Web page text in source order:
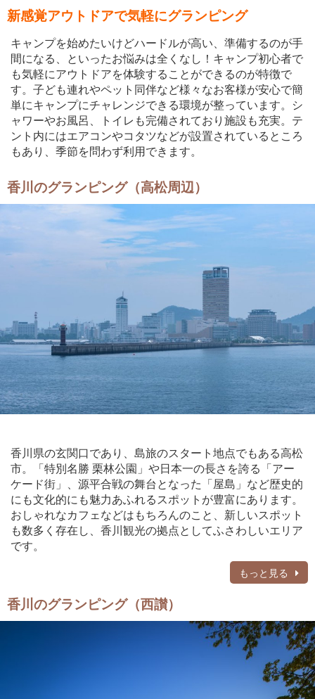
新感覚アウトドアで気軽にグランピング
キャンプを始めたいけどハードルが高い、準備するのが手
間になる、といったお悩みは全くなし！キャンプ初心者で
も気軽にアウトドアを体験することができるのが特徴で
す。子ども連れやペット同伴など様々なお客様が安心で簡
単にキャンプにチャレンジできる環境が整っています。シ
ャワーやお風呂、トイレも完備されており施設も充実。テ
ント内にはエアコンやコタツなどが設置されているところ
もあり、季節を問わず利用できます。
香川のグランピング（高松周辺）
香川県の玄関口であり、島旅のスタート地点でもある高松
市。「特別名勝 栗林公園」や日本一の長さを誇る「アー
ケード街」、源平合戦の舞台となった「屋島」など歴史的
にも文化的にも魅力あふれるスポットが豊富にあります。
おしゃれなカフェなどはもちろんのこと、新しいスポット
も数多く存在し、香川観光の拠点としてふさわしいエリア
です。
もっと見る
香川のグランピング（西讃）